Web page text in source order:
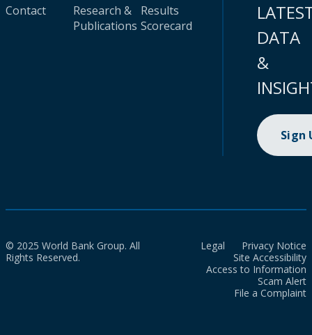
Contact
Research &
Publications
Results
Scorecard
DATA
&
Sign
© 2025 World Bank Group. All
Rights Reserved.
Legal
Privacy Notice
Site Accessibility
Access to Information
Scam Alert
File a Complaint